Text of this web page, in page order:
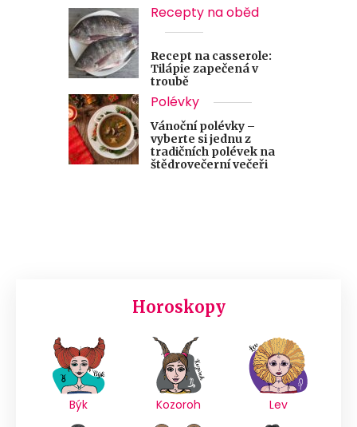
Recepty na oběd
Recept na casserole:
Tilápie zapečená v
troubě
Polévky
Vánoční polévky –
vyberte si jednu z
tradičních polévek na
štědrovečerní večeři
Horoskopy
Býk Kozoroh Lev